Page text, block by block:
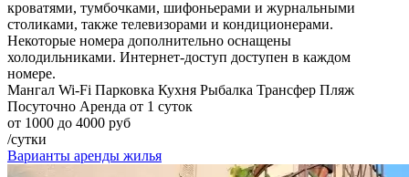
кроватями, тумбочками, шифоньерами и журнальными
столиками, также телевизорами и кондиционерами.
Некоторые номера дополнительно оснащены
холодильниками. Интернет-доступ доступен в каждом
номере.
Мангал Wi-Fi Парковка Кухня Рыбалка Трансфер Пляж
Посуточно Аренда от 1 суток
от 1000 до 4000 руб
/сутки
Варианты аренды жилья